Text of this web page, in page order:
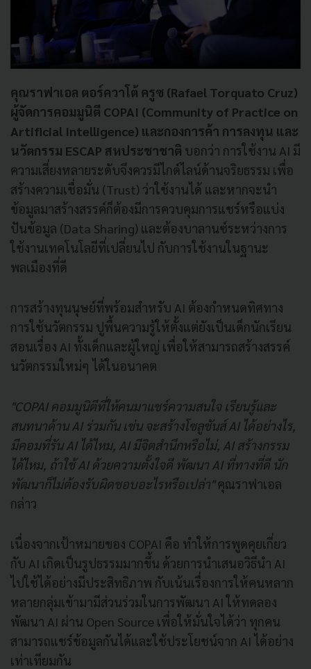
คุณราฟาเอล ตอร์ควาโต้ ครูซ (Rafael Torquato Cruz)
ผู้จัดการคอมมูนิตี COPAI (Community of Practice on
Artificial Intelligence) และกองการค้า การลงทุน และ
นวัตกรรม ESCAP สหประชาชาติ บอกว่า การใช้งาน AI มี
ความเสี่ยงหลายระดับจึงควรมีไกด์ไลน์ด้านจริยธรรม เพื่อ
สร้างความเชื่อมั่น (Trust) ว่าใช้งานได้ และหากจะนำ
ข้อมูลมาสร้างสรรค์ก็ต้องมีการควบคุมการแชร์หรือแบ่ง
ปันข้อมูล (Data Sharing) และต้องบาลานซ์ระหว่างการ
ใช้งานเทคโนโลยีที่เปลี่ยนไป กับการใช้งานในฐานะ
พลเมืองที่ดี
การสร้างทุนนุษย์ที่พร้อมสำหรับ AI ต้องกำหนดทิศทาง
การใช้นวัตกรรม ปูพื้นความรู้ให้ตั้งแต่ยังเป็นเด็กนักเรียน
สอนเรื่อง AI ทั้งเด็กและผู้ใหญ่ เพื่อให้สามารถสร้างสรรค์
นวัตกรรมใหม่ๆ ได้ในอนาคต
"COPAI คอมมูนิตีที่ให้คนมาแชร์ความสนใจ เรียนรู้และ
สนทนาด้าน AI ร่วมกัน เช่น จะสร้างโซลูชันส์ AI ได้อย่างไร,
มีคอมที่รัน AI ได้ไหม, AI มีจิตสำนึกหรือไม่, AI สร้างกรรม
ได้ไหม, ถ้าใช้ AI ด้วยความตั้งใจดี พัฒนา AI ที่ทางที่ดี นัก
พัฒนาก็ไม่ต้องรับผิดชอบอะไรหรือเปล่า"คุณราฟาเอล
กล่าว
เนื่องจากเป้าหมายของ COPAI คือ ทำให้การพูดคุยเกี่ยว
กับ AI เกิดเป็นรูปธรรมมากขึ้น ด้วยการนำเสนอวิธีนำ AI
ไปใช้ได้อย่างมีประสิทธิภาพ กับเน้นเรื่องการให้คนหลาก
หลายกลุ่มเข้ามามีส่วนร่วมในการพัฒนา AI ให้ทดลอง
พัฒนา AI ผ่าน Open Source เพื่อให้มั่นใจได้ว่า ทุกคน
สามารถแชร์ข้อมูลกันได้และใช้ประโยชน์จาก AI ได้อย่าง
เท่าเทียมกัน